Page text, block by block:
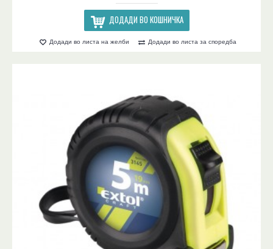
ДОДАДИ ВО КОШНИЧКА
Додади во листа на желби Додади во листа за споредба